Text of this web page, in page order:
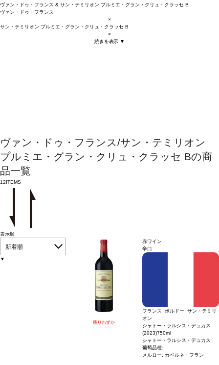
ヴァン・ドゥ・フランス & サン・テミリオン プルミエ・グラン・クリュ・クラッセ B
ヴァン・ドゥ・フランス
×
サン・テミリオン プルミエ・グラン・クリュ・クラッセ B
×
続きを表示 ▼
ヴァン・ドゥ・フランス/サン・テミリオン
プルミエ・グラン・クリュ・クラッセ Bの商
品一覧
12ITEMS
表示順
新着順
▼
残りわずか
赤ワイン
辛口
フランス ボルドー サン・テミリ
オン
シャトー・ラルシス・デュカス
(2023)750ml
シャトー・ラルシス・デュカス
葡萄品種:
メルロー, カベルネ・フラン